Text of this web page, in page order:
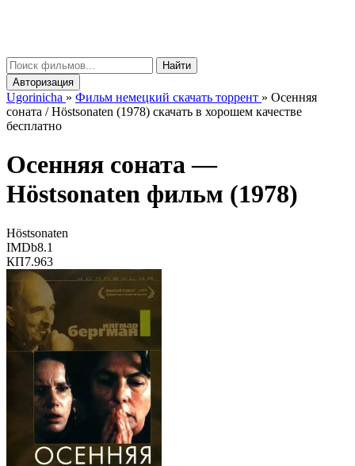
Найти
Авторизация
Ugorinicha » Фильм немецкий скачать торрент » Осенняя
соната / Höstsonaten (1978) скачать в хорошем качестве
бесплатно
Осенняя соната —
Höstsonaten фильм (1978)
Höstsonaten
IMDb8.1
КП7.963